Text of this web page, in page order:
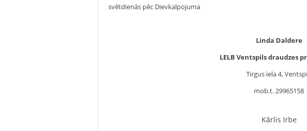
svētdienās pēc Dievkalpojuma
Linda Daldere
LELB Ventspils draudzes
Tirgus iela 4,
mob.t. 29965158
Kārlis Irbe